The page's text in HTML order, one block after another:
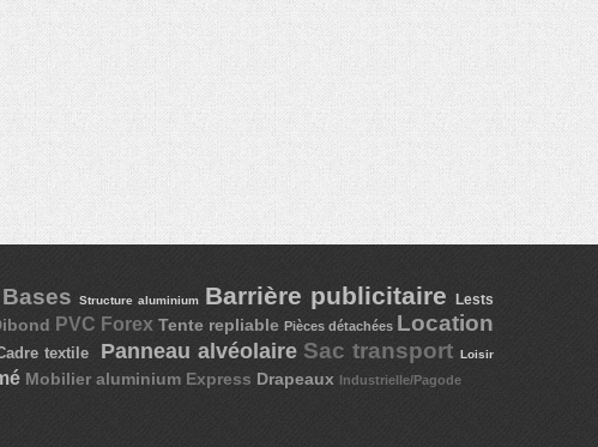
Bases Structure aluminium Barrière publicitaireLests
PVC Forex Tente repliablePièces détachées Location
textile Panneau alvéolaire Sac transportLoisir
Mobilier aluminium Express Drapeaux Industrielle/Pagode